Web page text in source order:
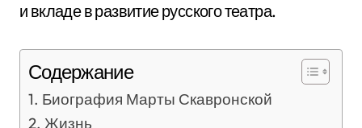
и вкладе в развитие русского театра.
Содержание
Биография Марты Скавронской
Жизнь